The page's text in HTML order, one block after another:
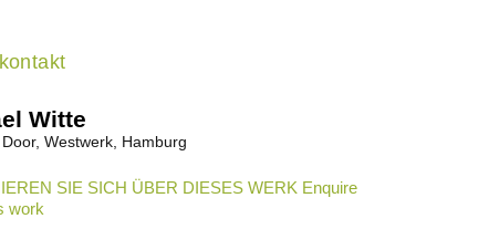
kontakt
Witte
Westwerk, Hamburg
SIE SICH ÜBER DIESES WERK Enquire
work